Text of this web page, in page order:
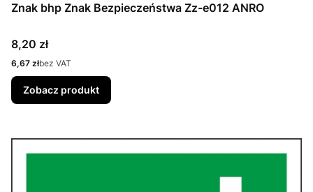
Znak bhp Znak Bezpieczeństwa Zz-e012 ANRO
Cena
8,20 zł
Cena
6,67 złbez VAT
Zobacz produkt